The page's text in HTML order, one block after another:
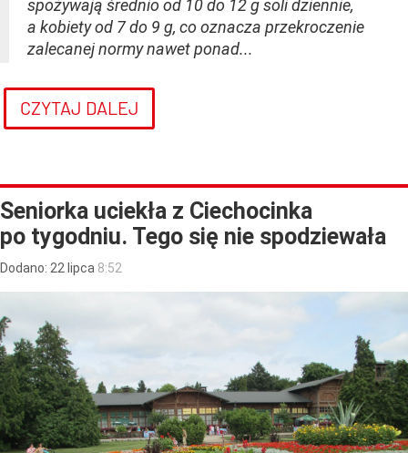
spożywają średnio od 10 do 12 g soli dziennie,
a kobiety od 7 do 9 g, co oznacza przekroczenie
zalecanej normy nawet ponad...
CZYTAJ DALEJ
Seniorka uciekła z Ciechocinka
po tygodniu. Tego się nie spodziewała
Dodano: 22 lipca 8:52